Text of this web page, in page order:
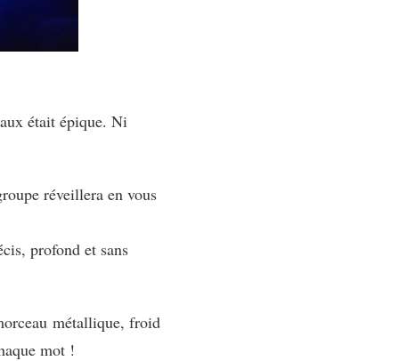
était épique. Ni
réveillera en vous
profond et sans
métallique, froid
mot !